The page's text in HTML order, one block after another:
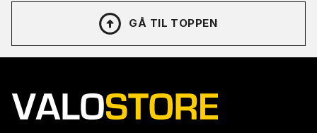
GÅ TIL TOPPEN